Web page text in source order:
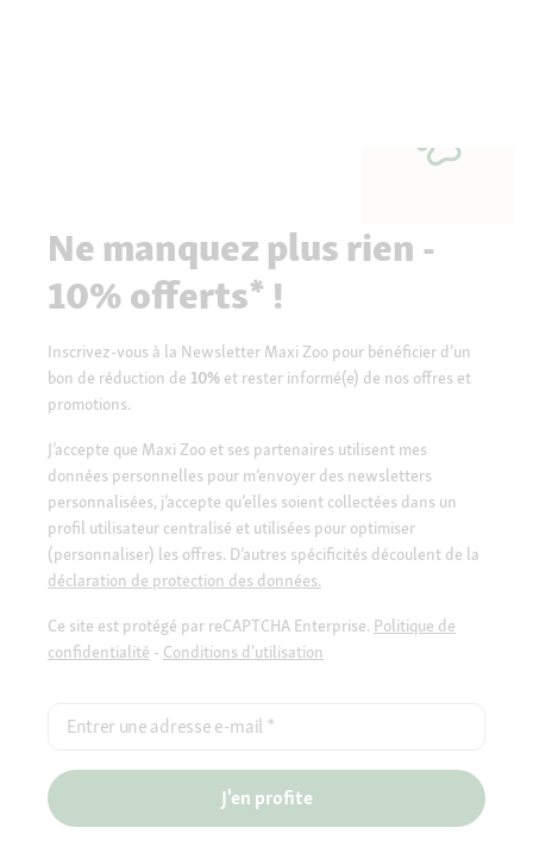
Ne manquez plus rien -
10% offerts* !
Inscrivez-vous à la Newsletter Maxi Zoo pour bénéficier d’un
bon de réduction de 10% et rester informé(e) de nos offres et
promotions.
J’accepte que Maxi Zoo et ses partenaires utilisent mes
données personnelles pour m’envoyer des newsletters
personnalisées, j’accepte qu’elles soient collectées dans un
profil utilisateur centralisé et utilisées pour optimiser
(personnaliser) les offres. D’autres spécificités découlent de la
déclaration de protection des données.
Ce site est protégé par reCAPTCHA Enterprise. Politique de
confidentialité - Conditions d'utilisation
Entrer une adresse e-mail *
J'en profite